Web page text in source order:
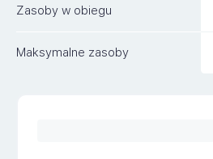
Zasoby w obiegu
Maksymalne zasoby